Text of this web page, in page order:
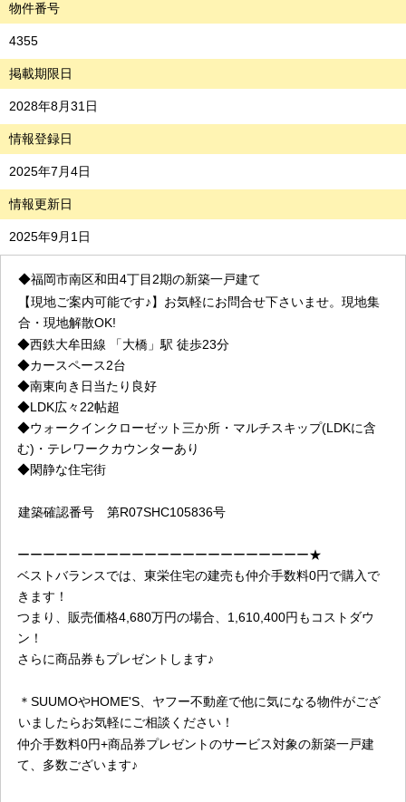
物件番号
4355
掲載期限日
2028年8月31日
情報登録日
2025年7月4日
情報更新日
2025年9月1日
◆福岡市南区和田4丁目2期の新築一戸建て
【現地ご案内可能です♪】お気軽にお問合せ下さいませ。現地集
合・現地解散OK!
◆西鉄大牟田線 「大橋」駅 徒歩23分
◆カースペース2台
◆南東向き日当たり良好
◆LDK広々22帖超
◆ウォークインクローゼット三か所・マルチスキップ(LDKに含
む)・テレワークカウンターあり
◆閑静な住宅街
建築確認番号 第R07SHC105836号
ーーーーーーーーーーーーーーーーーーーーーーー★
ベストバランスでは、東栄住宅の建売も仲介手数料0円で購入で
きます！
つまり、販売価格4,680万円の場合、1,610,400円もコストダウ
ン！
さらに商品券もプレゼントします♪
＊SUUMOやHOME'S、ヤフー不動産で他に気になる物件がござ
いましたらお気軽にご相談ください！
仲介手数料0円+商品券プレゼントのサービス対象の新築一戸建
て、多数ございます♪